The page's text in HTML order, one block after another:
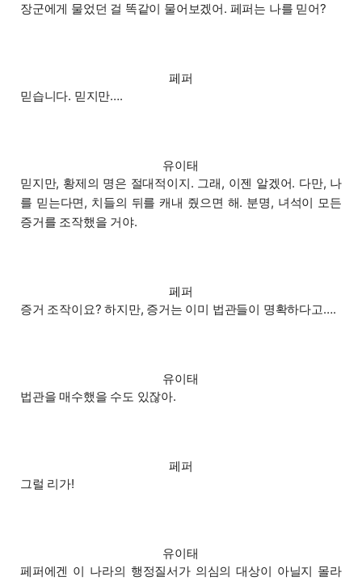
장군에게 물었던 걸 똑같이 물어보겠어. 페퍼는 나를 믿어?
페퍼
믿습니다. 믿지만….
유이태
믿지만, 황제의 명은 절대적이지. 그래, 이젠 알겠어. 다만, 나
를 믿는다면, 치들의 뒤를 캐내 줬으면 해. 분명, 녀석이 모든
증거를 조작했을 거야.
페퍼
증거 조작이요? 하지만, 증거는 이미 법관들이 명확하다고….
유이태
법관을 매수했을 수도 있잖아.
페퍼
그럴 리가!
유이태
페퍼에겐 이 나라의 행정질서가 의심의 대상이 아닐지 몰라